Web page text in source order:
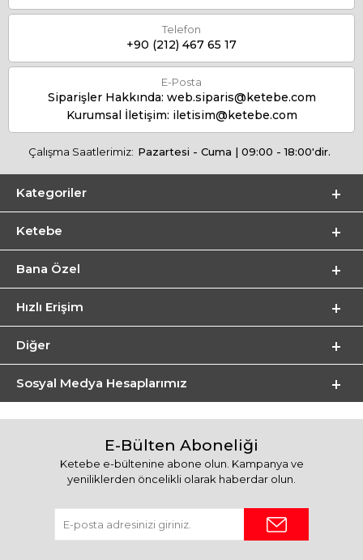
Telefon
+90 (212) 467 65 17
E-Posta
Siparişler Hakkında: web.siparis@ketebe.com
Kurumsal İletişim: iletisim@ketebe.com
Çalışma Saatlerimiz: Pazartesi - Cuma | 09:00 - 18:00'dir.
Kategoriler
Ketebe
Bana Özel
Hızlı Erişim
Diğer
Sosyal Medya Hesaplarımız
E-Bülten Aboneliği
Ketebe e-bültenine abone olun. Kampanya ve
yeniliklerden öncelikli olarak haberdar olun.